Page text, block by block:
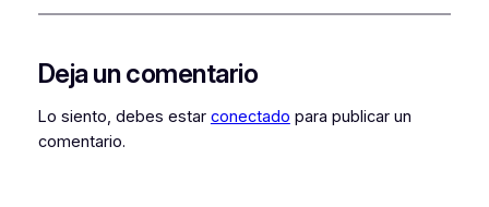
Deja un comentario
Lo siento, debes estar conectado para publicar un
comentario.